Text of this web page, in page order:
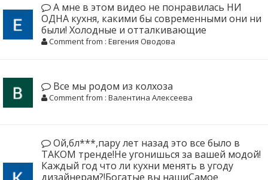
А мне в этом видео не понравилась НИ
ОДНА кухня, какими бы современными они ни
были! Холодные и отталкивающие
Comment from : Евгения Оводова
Все мы родом из колхоза
Comment from : Валентина Алексеева
Ой,бл***,пару лет назад это все было в
ТАКОМ тренде!Не угонишься за вашей модой!
Каждый год что ли кухни менять в угоду
дизайнерам?!Богатые вы нашиСамое